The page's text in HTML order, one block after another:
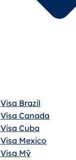
Visa Brazil
Visa Canada
Visa Cuba
Visa Mexico
Visa Mỹ